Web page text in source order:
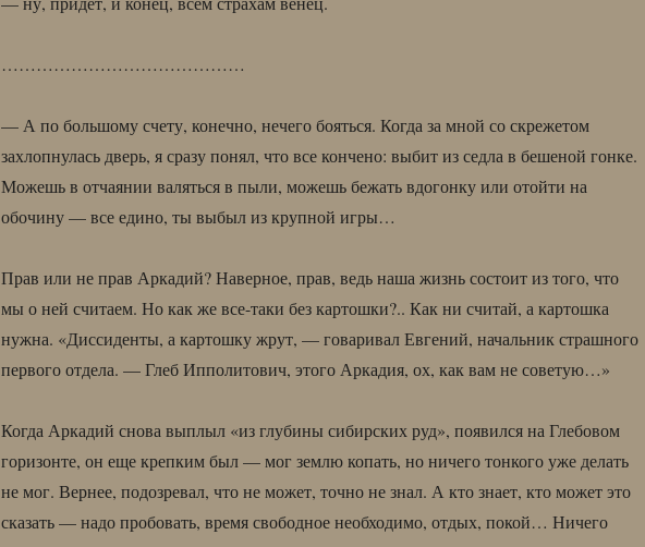
……………………………………
— А по большому счету, конечно, нечего бояться. Когда за мной со скрежетом
захлопнулась дверь, я сразу понял, что все кончено: выбит из седла в бешеной гонке.
Можешь в отчаянии валяться в пыли, можешь бежать вдогонку или отойти на
обочину — все едино, ты выбыл из крупной игры…
Прав или не прав Аркадий? Наверное, прав, ведь наша жизнь состоит из того, что
мы о ней считаем. Но как же все-таки без картошки?.. Как ни считай, а картошка
нужна. «Диссиденты, а картошку жрут, — говаривал Евгений, начальник страшного
первого отдела. — Глеб Ипполитович, этого Аркадия, ох, как вам не советую…»
Когда Аркадий снова выплыл «из глубины сибирских руд», появился на Глебовом
горизонте, он еще крепким был — мог землю копать, но ничего тонкого уже делать
не мог. Вернее, подозревал, что не может, точно не знал. А кто знает, кто может это
сказать — надо пробовать, время свободное необходимо, отдых, покой… Ничего